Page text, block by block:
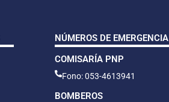
NÚMEROS DE EMERGENCIA
COMISARÍA PNP
Fono: 053-4613941
BOMBEROS